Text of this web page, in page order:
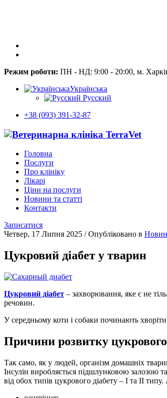
Режим роботи: ПН - НД: 9:00 - 20:00, м.
Українська
Русский
+38 (093) 391-32-87
Головна
Послуги
Про клініку
Лікарі
Ціни на послуги
Новини та статті
Контакти
Записатися
Четвер, 17 Липня 2025 /Опубліковано в
Цукровий діабет у тварин
Цукровий діабет – захворювання, яке є не
речовин.
У середньому коти і собаки починають хворіти
Причини розвитку цукрового
Так само, як у людей, організм домашніх
Інсулін виробляється підшлунковою залозою
від обох типів цукрового діабету – І та ІІ